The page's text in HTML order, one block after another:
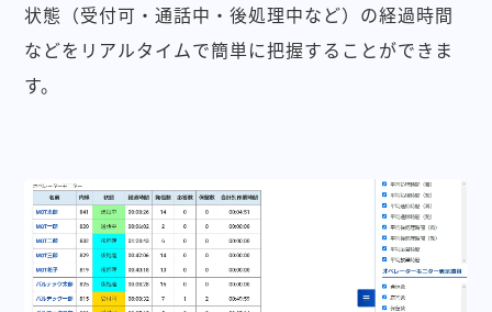
状態（受付可・通話中・後処理中など）の経過時間
などをリアルタイムで簡単に把握することができま
す。